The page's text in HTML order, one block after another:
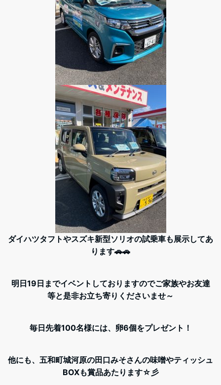
ダイハツタフトやスズキ新型ソリオの試乗車も展示してあ
ります🚗🚗
明日19日までイベントしておりますのでご家族やお友達
等と是非お立ち寄りくださいませ～
毎日先着100名様には、卵6個をプレゼント！
他にも、五和町城河原の田口みそさんの味噌やティッシュ
BOXも賞品あたります☆彡